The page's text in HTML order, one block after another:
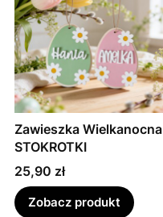
Zawieszka Wielkanocna
STOKROTKI
Cena
25,90 zł
Zobacz produkt